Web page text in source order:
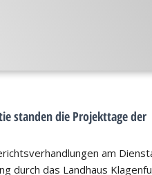
standen die Projekttage der
am
durch das Landhaus